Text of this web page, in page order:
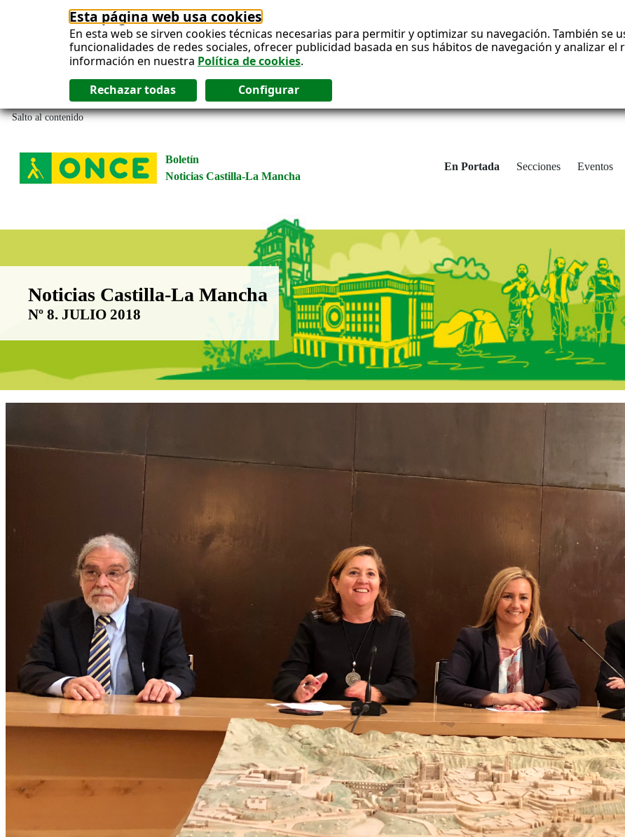
Esta página web usa cookies
En esta web se sirven cookies técnicas necesarias para permitir y optimizar su navegación. También
funcionalidades de redes sociales, ofrecer publicidad basada en sus hábitos de navegación y analizar
información en nuestra Política de cookies.
Salto al contenido
Boletín
Noticias Castilla-La Mancha
En Portada Secciones Eventos
Boletín Noticias Castilla-La Mancha
Noticias Castilla-La Mancha
Nº 8. JULIO 2018
Boletín Noticias Castilla-La